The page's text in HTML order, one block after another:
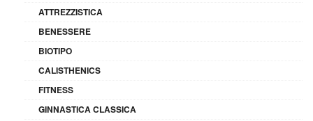
ATTREZZISTICA
BENESSERE
BIOTIPO
CALISTHENICS
FITNESS
GINNASTICA CLASSICA